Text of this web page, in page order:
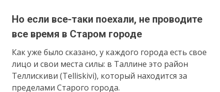
Но если все-таки поехали, не проводите
все время в Старом городе
Как уже было сказано, у каждого города есть свое
лицо и свои места силы: в Таллине это район
Теллискиви (Telliskivi), который находится за
пределами Старого города.